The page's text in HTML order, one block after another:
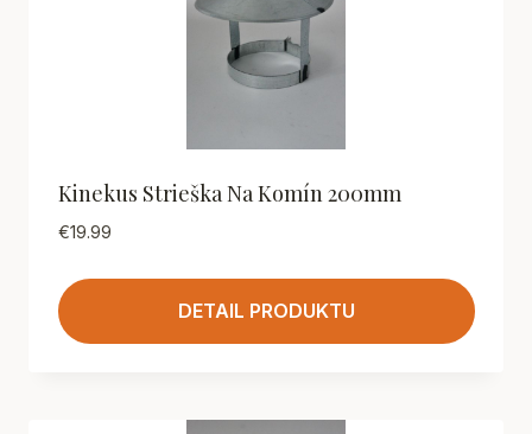
Kinekus Strieška Na Komín 200mm
€19.99
DETAIL PRODUKTU